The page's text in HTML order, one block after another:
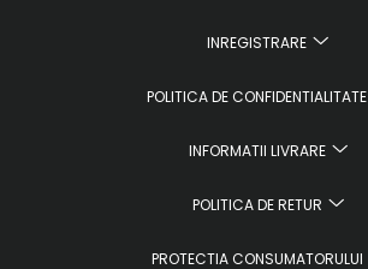
INREGISTRARE
POLITICA DE CONFIDENTIALITATE
INFORMATII LIVRARE
POLITICA DE RETUR
PROTECTIA CONSUMATORULUI